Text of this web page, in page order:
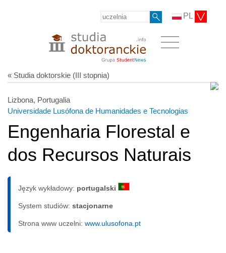
PL
« Studia doktorskie (III stopnia)
Lizbona, Portugalia
Universidade Lusófona de Humanidades e Tecnologias
Engenharia Florestal e
dos Recursos Naturais
Język wykładowy: portugalski
System studiów: sta­cjo­nar­ne
Strona www uczelni: www.ulusofona.pt